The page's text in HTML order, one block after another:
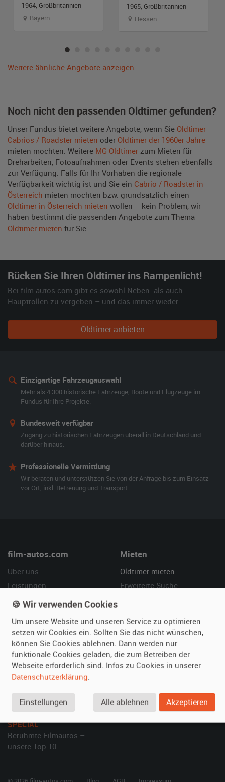
1964, Großbritannien
Bayern
1965, Großbritannien
Hessen
Weitere ähnliche Angebote anzeigen
Noch nicht den passenden Oldtimer gefunden?
Unser Fundus bietet weitere Angebote, wenn Sie Oldtimer
Cabrios / Roadster mieten oder Oldtimer der 1960er Jahre
mieten möchten. Weitere MG Oldtimer zum Mieten für
Dreharbeiten, Fotoaufnahmen oder Events stehen ebenfalls
zur Verfügung. Falls für Ihr Vorhaben die regionale
Verfügbarkeit wichtig ist und Sie ein Cabrio / Roadster in
Österreich mieten möchten bzw. grundsätzlich einen
Oldtimer in Österreich mieten wollen – kein Problem, wir
haben bestimmt die passenden Angebote zum Thema
Oldtimer mieten für Sie.
Rücken Sie Ihren Oldtimer ins Rampenlicht!
Bei film-autos.com gibt es sowohl Neben- als auch
Hauptrollen zu vergeben – und das immer wieder.
Oldtimer anbieten
Einzigartige Fahrzeugauswahl
Mehr als 4.300 historische Fahrzeuge, Boote und Flugzeuge im
Fundus für Ihre Projekte.
Bundesweit verfügbar
Zugang zu historischen Fahrzeugen überall in Deutschland und
darüber hinaus.
Professionelle Vermittlung
Wir beraten und unterstützen Sie von der Anfrage bis zum Einsatz
vor Ort, inkl. Betreuung und Transport.
film-autos.com
Über uns
Leistungen
Referenzen
Mieten
Oldtimer mieten
Erweiterte Suche
Vermieten
Oldtimer anmelden
Fotos senden
Inserat verwalten
Hilfe
Häufige Fragen (FAQ)
So funktioniert's
SPECIAL
Berühmte Filmautos –
unsere Top 10 ...
🍪 Wir verwenden Cookies
Um unsere Website und unseren Service zu optimieren
setzen wir Cookies ein. Sollten Sie das nicht wünschen,
können Sie Cookies ablehnen. Dann werden nur
funktionale Cookies geladen, die zum Betreiben der
Webseite erforderlich sind. Infos zu Cookies in unserer
Datenschutzerklärung.
Einstellungen Alle ablehnen Akzeptieren